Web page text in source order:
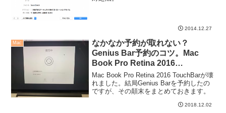
2014.12.27
Mac
なかなか予約が取れない？
Genius Bar予約のコツ。Mac
Book Pro Retina 2016
TouchBarが壊れた話。
Mac Book Pro Retina 2016 TouchBarが壊
れました。結局Genius Barを予約したの
ですが、その顛末をまとめておきます。
2018.12.02